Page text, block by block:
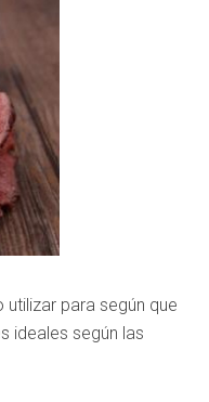
para según que
ideales según las